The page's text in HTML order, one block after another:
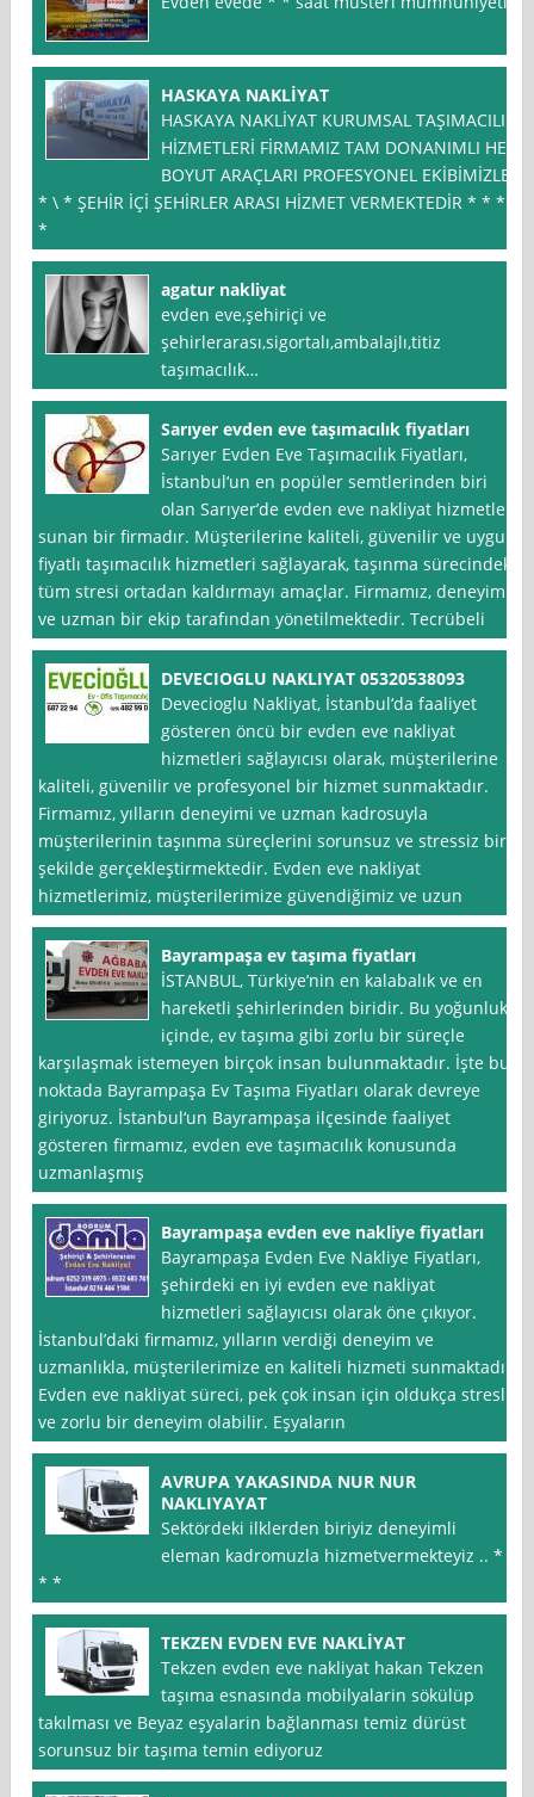
HASKAYA NAKLİYAT
HASKAYA NAKLİYAT KURUMSAL TAŞIMACILIK
HİZMETLERİ FİRMAMIZ TAM DONANIMLI HER
BOYUT ARAÇLARI PROFESYONEL EKİBİMİZLE
* \ * ŞEHİR İÇİ ŞEHİRLER ARASI HİZMET VERMEKTEDİR * * *
*
agatur nakliyat
evden eve,şehiriçi ve
şehirlerarası,sigortalı,ambalajlı,titiz
taşımacılık…
Sarıyer evden eve taşımacılık fiyatları
Sarıyer Evden Eve Taşımacılık Fiyatları,
İstanbul‘un en popüler semtlerinden biri
olan Sarıyer’de evden eve nakliyat hizmetleri
sunan bir firmadır. Müşterilerine kaliteli, güvenilir ve uygun
fiyatlı taşımacılık hizmetleri sağlayarak, taşınma sürecindeki
tüm stresi ortadan kaldırmayı amaçlar. Firmamız, deneyimli
ve uzman bir ekip tarafından yönetilmektedir. Tecrübeli
DEVECIOGLU NAKLIYAT 05320538093
Devecioglu Nakliyat, İstanbul‘da faaliyet
gösteren öncü bir evden eve nakliyat
hizmetleri sağlayıcısı olarak, müşterilerine
kaliteli, güvenilir ve profesyonel bir hizmet sunmaktadır.
Firmamız, yılların deneyimi ve uzman kadrosuyla
müşterilerinin taşınma süreçlerini sorunsuz ve stressiz bir
şekilde gerçekleştirmektedir. Evden eve nakliyat
hizmetlerimiz, müşterilerimize güvendiğimiz ve uzun
Bayrampaşa ev taşıma fiyatları
İSTANBUL, Türkiye’nin en kalabalık ve en
hareketli şehirlerinden biridir. Bu yoğunluk
içinde, ev taşıma gibi zorlu bir süreçle
karşılaşmak istemeyen birçok insan bulunmaktadır. İşte bu
noktada Bayrampaşa Ev Taşıma Fiyatları olarak devreye
giriyoruz. İstanbul‘un Bayrampaşa ilçesinde faaliyet
gösteren firmamız, evden eve taşımacılık konusunda
uzmanlaşmış
Bayrampaşa evden eve nakliye fiyatları
Bayrampaşa Evden Eve Nakliye Fiyatları,
şehirdeki en iyi evden eve nakliyat
hizmetleri sağlayıcısı olarak öne çıkıyor.
İstanbul’daki firmamız, yılların verdiği deneyim ve
uzmanlıkla, müşterilerimize en kaliteli hizmeti sunmaktadır.
Evden eve nakliyat süreci, pek çok insan için oldukça stresli
ve zorlu bir deneyim olabilir. Eşyaların
AVRUPA YAKASINDA NUR NUR
NAKLIYAYAT
Sektördeki ilklerden biriyiz deneyimli
eleman kadromuzla hizmetvermekteyiz .. * *
* *
TEKZEN EVDEN EVE NAKLİYAT
Tekzen evden eve nakliyat hakan Tekzen
taşıma esnasında mobilyalarin sökülüp
takılması ve Beyaz eşyalarin bağlanması temiz dürüst
sorunsuz bir taşıma temin ediyoruz